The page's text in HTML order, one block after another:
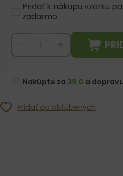
Pridať k nákupu vzorku
zadarmo
Nakúpte za 39 € a
Pridať do obľúbených